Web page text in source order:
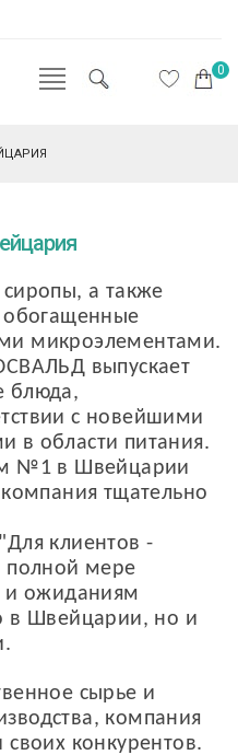
0
а также
обогащенные
микроэлементами.
выпускает
блюда,
с новейшими
в области питания.
№1 в Швейцарии
тщательно
клиентов -
полной мере
и ожиданиям
в Швейцарии, но и
сырье и
компания
своих конкурентов.